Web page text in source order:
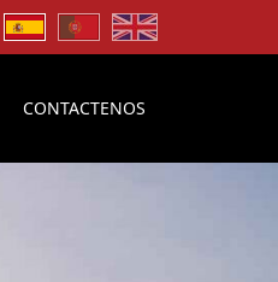
CONTACTENOS